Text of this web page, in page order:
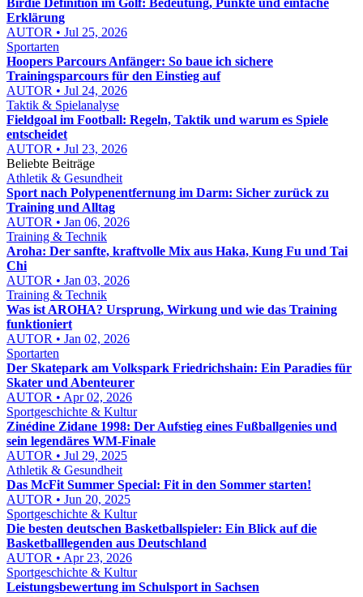
Birdie Definition im Golf: Bedeutung, Punkte und einfache
Erklärung
AUTOR • Jul 25, 2026
Sportarten
Hoopers Parcours Anfänger: So baue ich sichere
Trainingsparcours für den Einstieg auf
AUTOR • Jul 24, 2026
Taktik & Spielanalyse
Fieldgoal im Football: Regeln, Taktik und warum es Spiele
entscheidet
AUTOR • Jul 23, 2026
Beliebte Beiträge
Athletik & Gesundheit
Sport nach Polypenentfernung im Darm: Sicher zurück zu
Training und Alltag
AUTOR • Jan 06, 2026
Training & Technik
Aroha: Der sanfte, kraftvolle Mix aus Haka, Kung Fu und Tai
Chi
AUTOR • Jan 03, 2026
Training & Technik
Was ist AROHA? Ursprung, Wirkung und wie das Training
funktioniert
AUTOR • Jan 02, 2026
Sportarten
Der Skatepark am Volkspark Friedrichshain: Ein Paradies für
Skater und Abenteurer
AUTOR • Apr 02, 2026
Sportgeschichte & Kultur
Zinédine Zidane 1998: Der Aufstieg eines Fußballgenies und
sein legendäres WM-Finale
AUTOR • Jul 29, 2025
Athletik & Gesundheit
Das McFit Summer Special: Fit in den Sommer starten!
AUTOR • Jun 20, 2025
Sportgeschichte & Kultur
Die besten deutschen Basketballspieler: Ein Blick auf die
Basketballlegenden aus Deutschland
AUTOR • Apr 23, 2026
Sportgeschichte & Kultur
Leistungsbewertung im Schulsport in Sachsen